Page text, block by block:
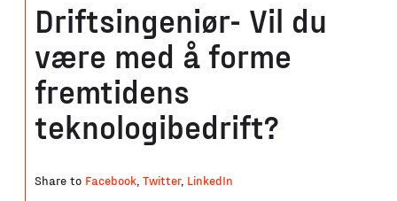
Driftsingeniør- Vil du
være med å forme
fremtidens
teknologibedrift?
Share to Facebook,Twitter, LinkedIn